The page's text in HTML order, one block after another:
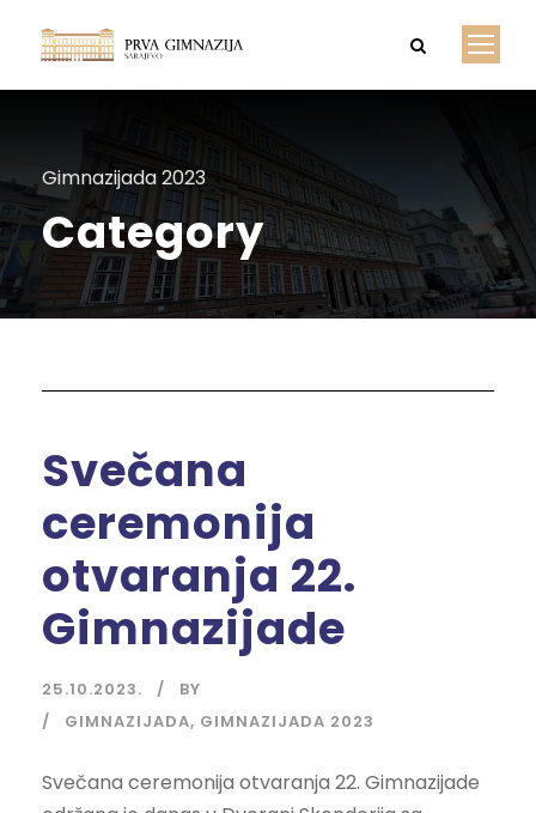
Gimnazijada 2023
Category
Svečana
ceremonija
otvaranja 22.
Gimnazijade
25.10.2023.
BY
GIMNAZIJADA, GIMNAZIJADA 2023
Svečana ceremonija otvaranja 22. Gimnazijade